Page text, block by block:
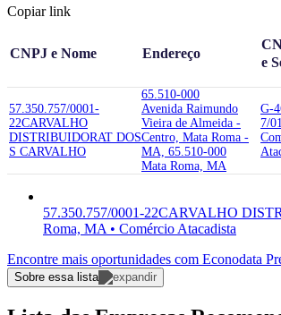
Copiar link
CNPJ e Nome Endereço
e
57.350.757/0001-
22CARVALHO
DISTRIBUIDORAT DOS
S CARVALHO
65.510-000
Avenida Raimundo
Vieira de Almeida -
Centro, Mata Roma -
MA, 65.510-000
Mata Roma, MA
G-
7/01
57.350.757/0001-22CARVALHO
Roma, MA • Comércio Atacadista
Encontre mais oportunidades com Econodata
Sobre essa lista